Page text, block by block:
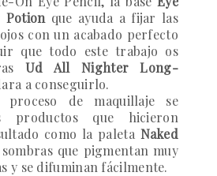
Potion que ayuda a fijar las
con un acabado perfecto
que todo este trabajo os
Ud All Nighter Long-
a conseguirlo.
de maquillaje se
productos que hicieron
como la paleta Naked
sombras que pigmentan muy
y se difuminan fácilmente.